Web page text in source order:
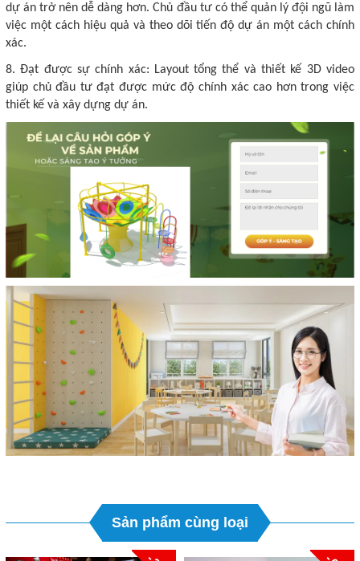
dự án trở nên dễ dàng hơn. Chủ đầu tư có thể quản lý đội ngũ làm
việc một cách hiệu quả và theo dõi tiến độ dự án một cách chính
xác.
8. Đạt được sự chính xác: Layout tổng thể và thiết kế 3D video
giúp chủ đầu tư đạt được mức độ chính xác cao hơn trong việc
thiết kế và xây dựng dự án.
Sản phẩm cùng loại